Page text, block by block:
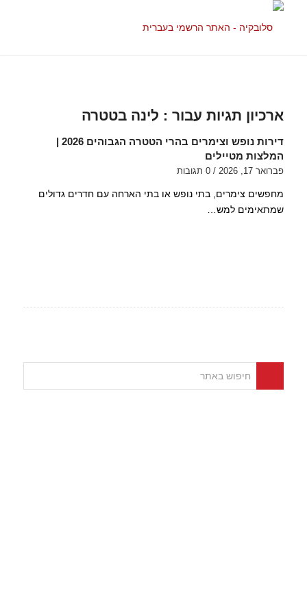
ארכיון תגיות עבור : לינה בטטרה
דירות נופש וצימרים בהרי הטטרה הגבוהים 2026 |
המלצות מטיילים
פברואר 17, 2026 / 0 תגובות
מחפשים צימרים, בתי נופש או בתי הארחה עם חדרים גדולים
שמתאימים למש…